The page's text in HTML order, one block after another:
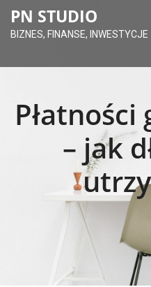
PN STUDIO
BIZNES, FINANSE, INWESTYCJE
– jak